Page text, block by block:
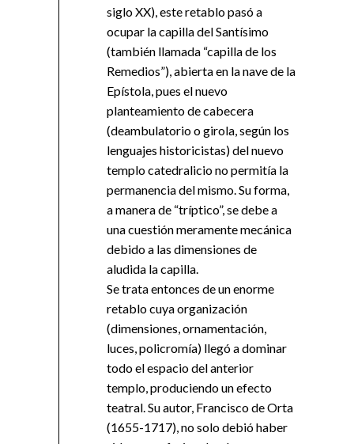
siglo XX), este retablo pasó a
ocupar la capilla del Santísimo
(también llamada “capilla de los
Remedios”), abierta en la nave de la
Epístola, pues el nuevo
planteamiento de cabecera
(deambulatorio o girola, según los
lenguajes historicistas) del nuevo
templo catedralicio no permitía la
permanencia del mismo. Su forma,
a manera de “tríptico”, se debe a
una cuestión meramente mecánica
debido a las dimensiones de
aludida la capilla.
Se trata entonces de un enorme
retablo cuya organización
(dimensiones, ornamentación,
luces, policromía) llegó a dominar
todo el espacio del anterior
templo, produciendo un efecto
teatral. Su autor, Francisco de Orta
(1655-1717), no solo debió haber